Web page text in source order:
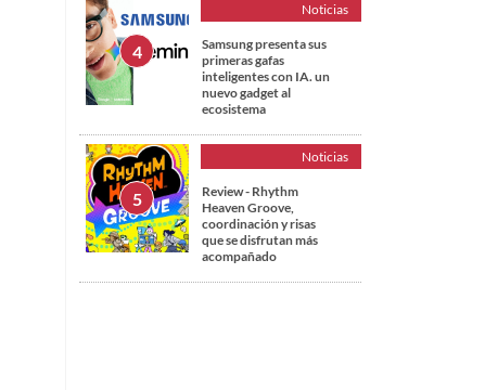
Noticias
Samsung presenta sus
primeras gafas
inteligentes con IA. un
nuevo gadget al
ecosistema
Noticias
Review - Rhythm
Heaven Groove,
coordinación y risas
que se disfrutan más
acompañado